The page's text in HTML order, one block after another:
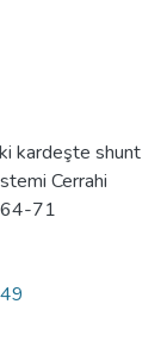
kardeşte shunt
Cerrahi
71